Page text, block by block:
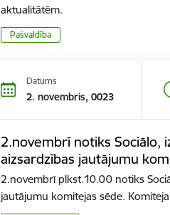
aktualitātēm.
Pašvaldība
Datums
2. novembris, 0023
2.novembrī notiks Sociālo,
aizsardzības jautājumu
2.novembrī plkst.10.00 notiks
jautājumu komitejas sēde.